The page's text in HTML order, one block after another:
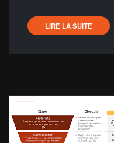
LIRE LA SUITE